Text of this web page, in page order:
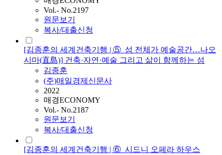
Vol.- No.2197
원문보기
복사/대출신청
[김종훈의 세계건축기행 | ⑤_섬 전체가 예술공간…나오
시마(直島)] 건축·자연·예술 그리고 삶이 함께하는 섬
김종훈
(주)매일경제신문사
2022
매경ECONOMY
Vol.- No.2187
원문보기
복사/대출신청
[김종훈의 세계건축기행 | ⑥_시드니 오페라 하우스